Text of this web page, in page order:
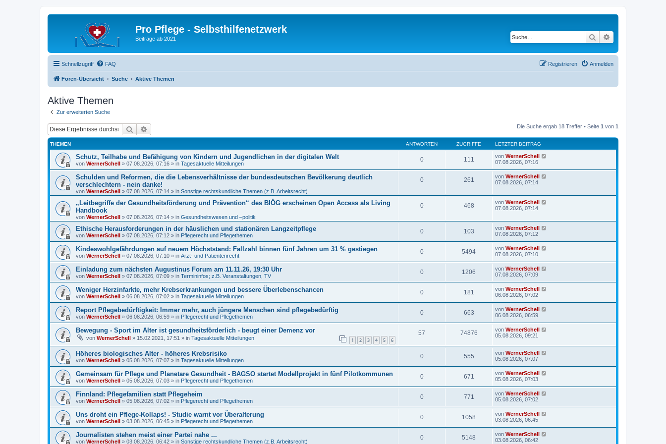
Pro Pflege - Selbsthilfenetzwerk
Beiträge ab 2021 Suche
Schnellzugriff FAQ Anmelden
Registrieren
Foren-Übersicht Suche Aktive Themen
Aktive Themen
Zur erweiterten Suche
Suche Die Suche ergab 18 Treffer • Seite 1 von 1
THEMEN ANTWORTEN ZUGRIFFE LETZTER BEITRAG
Schutz, Teilhabe und Befähigung von Kindern und Jugendlichen in der digitalen Welt
von WernerSchell » 07.08.2026, 07:16 » in Tagesaktuelle Mitteilungen
0 111 von WernerSchell
07.08.2026, 07:16
Schulden und Reformen, die die Lebensverhältnisse der bundesdeutschen Bevölkerung deutlich
verschlechtern - nein danke!
von WernerSchell » 07.08.2026, 07:14 » in Sonstige rechtskundliche Themen (z.B. Arbeitsrecht)
0 261 von WernerSchell
07.08.2026, 07:14
„Leitbegriffe der Gesundheitsförderung und Prävention“ des BIÖG erscheinen Open Access als Living
Handbook
von WernerSchell » 07.08.2026, 07:14 » in Gesundheitswesen und –politik
0 468 von WernerSchell
07.08.2026, 07:14
Ethische Herausforderungen in der häuslichen und stationären Langzeitpflege
von WernerSchell » 07.08.2026, 07:12 » in Pflegerecht und Pflegethemen
0 103 von WernerSchell
07.08.2026, 07:12
Kindeswohlgefährdungen auf neuem Höchststand: Fallzahl binnen fünf Jahren um 31 % gestiegen
von WernerSchell » 07.08.2026, 07:10 » in Arzt- und Patientenrecht
0 5494 von WernerSchell
07.08.2026, 07:10
Einladung zum nächsten Augustinus Forum am 11.11.26, 19:30 Uhr
von WernerSchell » 07.08.2026, 07:09 » in Termininfos; z.B. Veranstaltungen, TV
0 1206 von WernerSchell
07.08.2026, 07:09
Weniger Herzinfarkte, mehr Krebserkrankungen und bessere Überlebenschancen
von WernerSchell » 06.08.2026, 07:02 » in Tagesaktuelle Mitteilungen
0 181 von WernerSchell
06.08.2026, 07:02
Report Pflegebedürftigkeit: Immer mehr, auch jüngere Menschen sind pflegebedürftig
von WernerSchell » 06.08.2026, 06:59 » in Pflegerecht und Pflegethemen
0 663 von WernerSchell
06.08.2026, 06:59
Bewegung - Sport im Alter ist gesundheitsförderlich - beugt einer Demenz vor
von WernerSchell » 15.02.2021, 17:51 » in Tagesaktuelle Mitteilungen 1 2 3 4 5 6
57 74876 von WernerSchell
05.08.2026, 09:21
Höheres biologisches Alter - höheres Krebsrisiko
von WernerSchell » 05.08.2026, 07:07 » in Tagesaktuelle Mitteilungen
0 555 von WernerSchell
05.08.2026, 07:07
Gemeinsam für Pflege und Planetare Gesundheit - BAGSO startet Modellprojekt in fünf Pilotkommunen
von WernerSchell » 05.08.2026, 07:03 » in Pflegerecht und Pflegethemen
0 671 von WernerSchell
05.08.2026, 07:03
Finnland: Pflegefamilien statt Pflegeheim
von WernerSchell » 05.08.2026, 07:02 » in Pflegerecht und Pflegethemen
0 771 von WernerSchell
05.08.2026, 07:02
Uns droht ein Pflege-Kollaps! - Studie warnt vor Überalterung
von WernerSchell » 03.08.2026, 06:45 » in Pflegerecht und Pflegethemen
0 1058 von WernerSchell
03.08.2026, 06:45
Journalisten stehen meist einer Partei nahe ...
von WernerSchell » 03.08.2026, 06:42 » in Sonstige rechtskundliche Themen (z.B. Arbeitsrecht)
0 5148 von WernerSchell
03.08.2026, 06:42